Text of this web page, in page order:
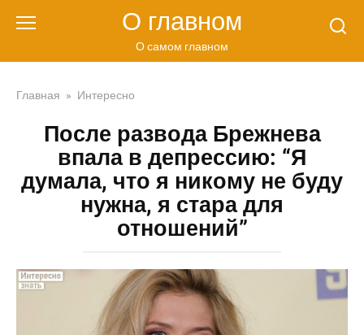
О главном
О самом главном
Главная » Интересно
После развода Брежнева
впала в депрессию: “Я
думала, что я никому не буду
нужна, я стара для
отношений”